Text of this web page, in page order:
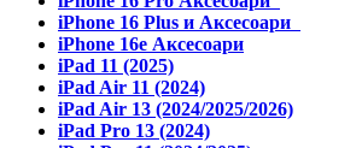
iPhone 16 Plus и Аксесоари
iPhone 16e Аксесоари
iPad 11 (2025)
iPad Air 11 (2024)
iPad Air 13 (2024/2025/2026)
iPad Pro 13 (2024)